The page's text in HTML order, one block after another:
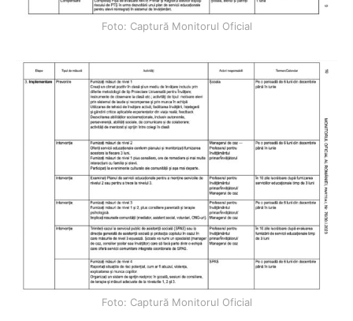
Foto: Captură Monitorul Oficial
Foto: Captură Monitorul Oficial